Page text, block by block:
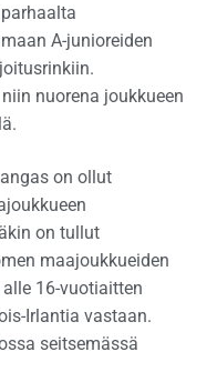
A-junioreiden
nuorena joukkueen
on ollut
on tullut
maajoukkueiden
16-vuotiaitten
Irlantia vastaan.
seitsemässä